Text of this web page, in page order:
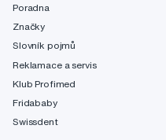
Poradna
Značky
Slovník pojmů
Reklamace a servis
Klub Profimed
Fridababy
Swissdent